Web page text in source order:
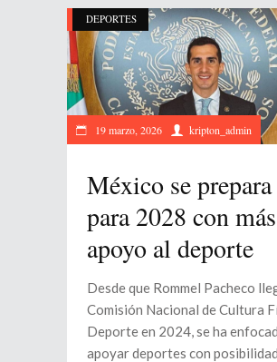
DEPORTES
19 marzo, 2026 kripton_admin
México se prepara
para 2028 con más
apoyo al deporte
Desde que Rommel Pacheco
Comisión Nacional de Cultura
Deporte en 2024, se ha
apoyar deportes con